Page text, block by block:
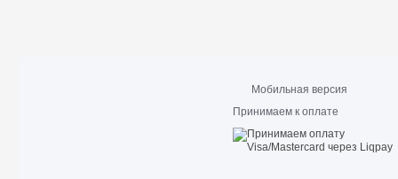
Мобильная версия
Принимаем к оплате